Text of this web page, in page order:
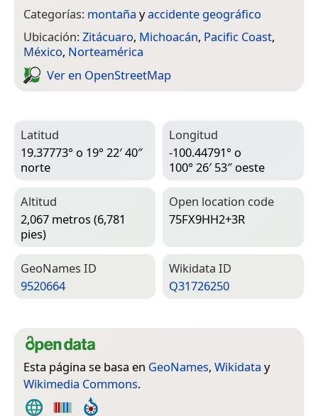
Categorías: montaña yaccidente geográfico
Ubicación:Zitácuaro, Michoacán, Pacific Coast,
México, Norteamérica
Ver en Open­Street­Map
Latitud
19.37773° o 19° 22′ 40″
norte
Longitud
-100.44791° o
100° 26′ 53″ oeste
Altitud
2,067 metros (6,781
pies)
Open location code
75FX9HH2+3R
Geo­Names ID
9520664
Wiki­data ID
Q31726250
Esta página se basa en GeoNames, Wikidata y
Wikimedia Commons.